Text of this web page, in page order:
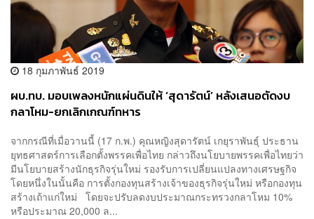
18 กุมภาพันธ์ 2019
ผบ.ทบ. มอบเพลงหนักแผ่นดินให้ ‘สุดารัตน์’ หลังเสนอตัดงบ
กลาโหม-ยกเลิกเกณฑ์ทหาร
จากกรณีที่เมื่อวานนี้ (17 ก.พ.) คุณหญิงสุดารัตน์ เกยุราพันธุ์ ประธาน
ยุทธศาสตร์การเลือกตั้งพรรคเพื่อไทย กล่าวถึงนโยบายพรรคเพื่อไทยว่า
มีนโยบายสร้างนักธุรกิจรุ่นใหม่ รองรับการเปลี่ยนแปลงทางเศรษฐกิจ
โดยหนึ่งในนั้นคือ การตั้งกองทุนสร้างเจ้าของธุรกิจรุ่นใหม่ หรือกองทุน
สร้างเถ้าแก่ใหม่ โดยจะปรับลดงบประมาณกระทรวงกลาโหม 10%
หรือประมาณ 20,000 ล...